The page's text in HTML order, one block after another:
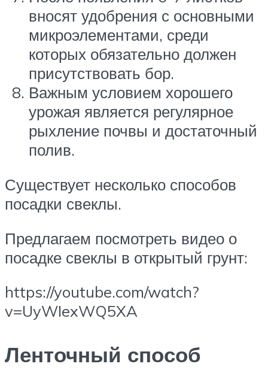
вносят удобрения с основными
микроэлементами, среди
которых обязательно должен
присутствовать бор.
Важным условием хорошего
урожая является регулярное
рыхление почвы и достаточный
полив.
Существует несколько способов
посадки свеклы.
Предлагаем посмотреть видео о
посадке свеклы в открытый грунт:
https://youtube.com/watch?
v=UyWIexWQ5XA
Ленточный способ